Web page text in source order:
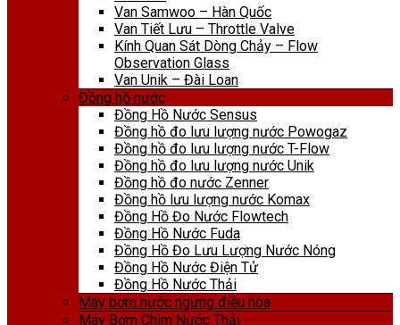
Van Samwoo – Hàn Quốc
Van Tiết Lưu – Throttle Valve
Kính Quan Sát Dòng Chảy – Flow
Observation Glass
Van Unik – Đài Loan
Đồng hồ nước
Đồng Hồ Nước Sensus
Đồng hồ đo lưu lượng nước Powogaz
Đồng hồ đo lưu lượng nước T-Flow
Đồng hồ đo lưu lượng nước Unik
Đồng hồ đo nước Zenner
Đồng hồ lưu lượng nước Komax
Đồng Hồ Đo Nước Flowtech
Đồng Hồ Nước Fuda
Đồng Hồ Đo Lưu Lượng Nước Nóng
Đồng Hồ Nước Điện Tử
Đồng Hồ Nước Thải
Máy bơm nước ngưng điều hòa
Máy Bơm Chìm Nước Thải